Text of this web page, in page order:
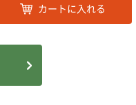
カートに入れる